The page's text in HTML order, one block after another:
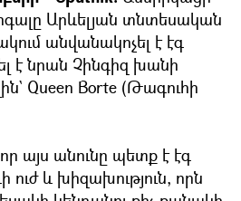
Արևելյան տնտեսական
անվանակոչել է էգ
է նրան Չինգիզ խանի
Queen Borte (Թագուհի
այս անունը պետք է էգ
ուժ և խիզախություն, որն